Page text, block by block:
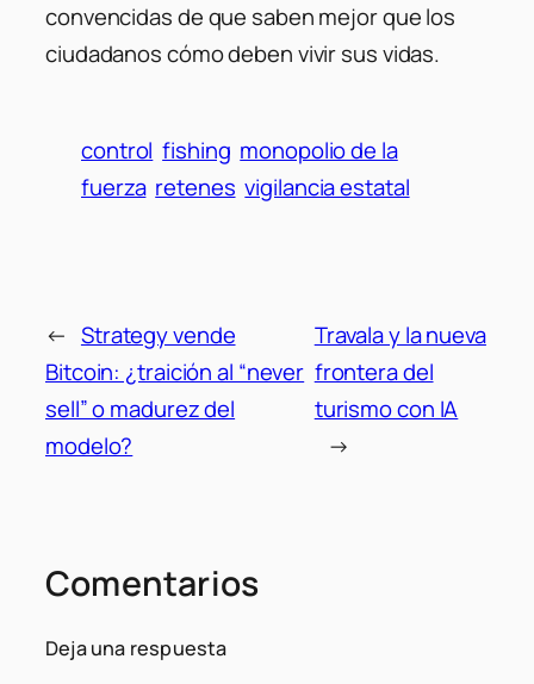
convencidas de que saben mejor que los
ciudadanos cómo deben vivir sus vidas.
control fishing monopolio de la
fuerza retenes vigilancia estatal
← Strategy vende
Bitcoin: ¿traición al “never
sell” o madurez del
modelo?
Travala y la nueva
frontera del
turismo con IA
→
Comentarios
Deja una respuesta